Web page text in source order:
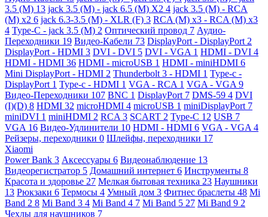
3.5 (M) 13 jack 3.5 (M) - jack 6.5 (M) X2 4 jack 3.5 (M) - RCA
(M) x2 6 jack 6.3-3.5 (M) - XLR (F) 3 RCA (M) x3 - RCA (M) x3
4 Type-C - jack 3.5 (M) 2 Оптический провод 7 Аудио-
Переходники 19 Видео-Кабели 73 DisplayPort - DisplayPort 2
DisplayPort - HDMI 3 DVI - DVI 5 DVI - VGA 1 HDMI - DVI 4
HDMI - HDMI 36 HDMI - microUSB 1 HDMI - miniHDMI 6
Mini DisplayPort - HDMI 2 Thunderbolt 3 - HDMI 1 Type-c -
DisplayPort 1 Type-c - HDMI 1 VGA - RCA 1 VGA - VGA 9
Видео-Переходники 107 BNC 1 DisplayPort 7 DMS-59 4 DVI
(I)(D) 8 HDMI 32 microHDMI 4 microUSB 1 miniDisplayPort 7
miniDVI 1 miniHDMI 2 RCA 3 SCART 2 Type-C 12 USB 7
VGA 16 Видео-Удлинители 10 HDMI - HDMI 6 VGA - VGA 4
Рейзеры, переходники 0 Шлейфы, переходники 17
Xiaomi
Power Bank 3 Аксессуары 6 Видеонаблюдение 13
Видеорегистратор 5 Домашний интернет 6 Инструменты 8
Красота и здоровье 27 Мелкая бытовая техника 23 Наушники
13 Рюкзаки 6 Термосы 4 Умный дом 3 Фитнес браслеты 48 Mi
Band 2 8 Mi Band 3 4 Mi Band 4 7 Mi Band 5 27 Mi Band 9 2
Чехлы для наушников 7